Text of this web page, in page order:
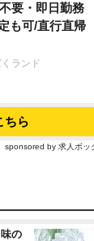
要・即日勤務
も可/直行直帰
ランド
ちら
sponsored by 求人ボッ
の